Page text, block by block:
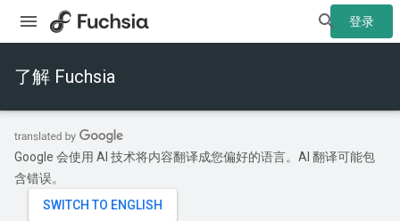
登录
了解 Fuchsia
Google 会使用 AI 技术将内容翻译成您偏好的语言。AI 翻译可能包
含错误。